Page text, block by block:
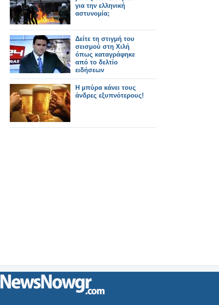
για την ελληνική
αστυνομία;
Δείτε τη στιγμή του
σεισμού στη Χιλή
όπως καταγράφηκε
από το δελτίο
ειδήσεων
Η μπύρα κάνει τους
άνδρες εξυπνότερους!